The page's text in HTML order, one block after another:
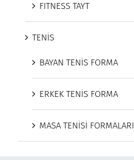
FITNESS TAYT
TENİS
BAYAN TENİS FORMA
ERKEK TENİS FORMA
MASA TENİSİ FORMALARI